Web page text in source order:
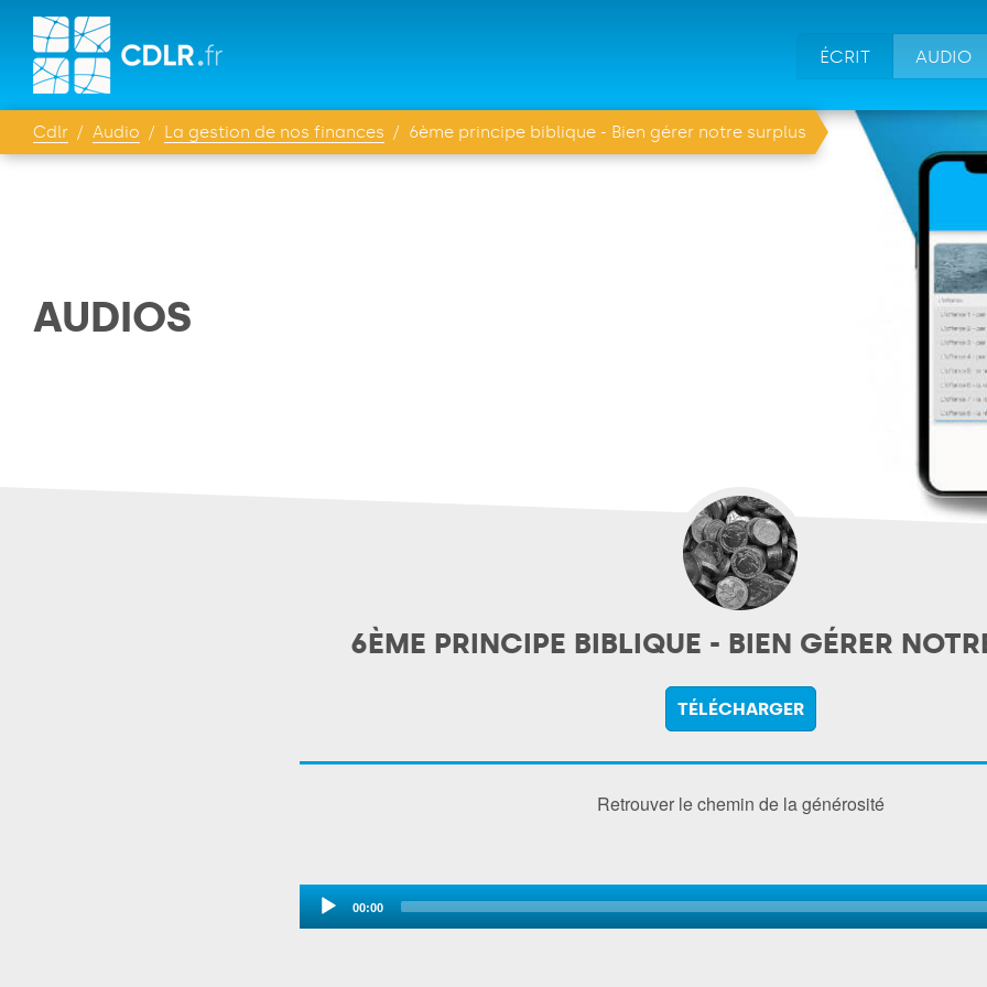
ÉCRIT AUDIO
Cdlr Audio La gestion de nos finances 6ème principe biblique - Bien gérer notre surplus
AUDIOS
6ÈME PRINCIPE BIBLIQUE - BIEN GÉRER
TÉLÉCHARGER
Retrouver le chemin de la générosité
Audio
Player 00:00